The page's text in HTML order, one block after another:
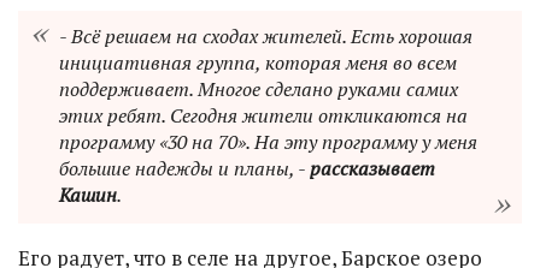
- Всё решаем на сходах жителей. Есть хорошая
инициативная группа, которая меня во всем
поддерживает. Многое сделано руками самих
этих ребят. Сегодня жители откликаются на
программу «30 на 70». На эту программу у меня
большие надежды и планы, -рассказывает
Кашин.
Его радует, что в селе на другое, Барское озеро